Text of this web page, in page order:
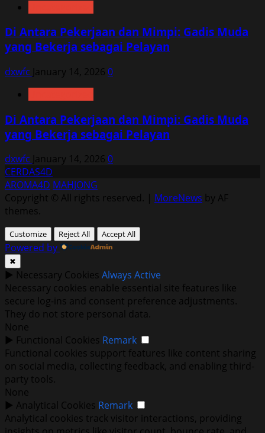
Di Antara Pekerjaan dan Mimpi: Gadis Muda
yang Bekerja sebagai Pelayan
dxwfc January 14, 2026 0
Di Antara Pekerjaan dan Mimpi: Gadis Muda
yang Bekerja sebagai Pelayan
dxwfc January 14, 2026 0
CERDAS4D
AROMA4D MAHJONG
Copyright © All rights reserved. | MoreNews by AF
themes.
Customize Reject All Accept All
Powered by
✖
► Necessary Cookies Always Active
Necessary cookies enable essential site features like
secure log-ins and consent preference adjustments.
They do not store personal data.
None
► Functional Cookies Remark
Functional cookies support features like content sharing
on social media, collecting feedback, and enabling third-
party tools.
None
► Analytical Cookies Remark
Analytical cookies track visitor interactions, providing